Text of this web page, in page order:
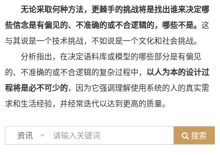
无论采取何种方法，更棘手的挑战将是找出谁来决定哪
些信念是有偏见的、不准确的或不合逻辑的，哪些不是。 这
与其说是一个技术挑战，不如说是一个文化和社会挑战。
分析指出，在决定语料库或模型的哪些部分是有偏见
的、不准确的或不合逻辑的复杂过程中， 以人为本的设计过
程将是必不可少的，因为它强调理解使用系统的人的真实需
求和生活经验，并经常迭代以达到更高的质量。
资讯 搜索